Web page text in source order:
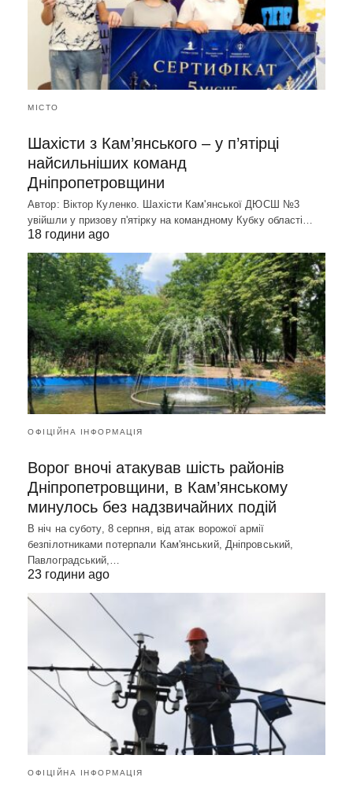
МІСТО
Шахісти з Кам’янського – у п’ятірці
найсильніших команд
Дніпропетровщини
Автор: Віктор Куленко. Шахісти Кам'янської ДЮСШ №3
увійшли у призову п'ятірку на командному Кубку області…
18 години ago
ОФІЦІЙНА ІНФОРМАЦІЯ
Ворог вночі атакував шість районів
Дніпропетровщини, в Кам’янському
минулось без надзвичайних подій
В ніч на суботу, 8 серпня, від атак ворожої армії
безпілотниками потерпали Кам'янський, Дніпровський,
Павлоградський,…
23 години ago
ОФІЦІЙНА ІНФОРМАЦІЯ